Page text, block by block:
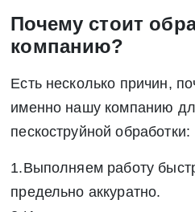
Почему стоит
компанию?
Есть несколько причин,
именно нашу компанию
пескоструйной обработки:
1.Выполняем работу
предельно аккуратно.